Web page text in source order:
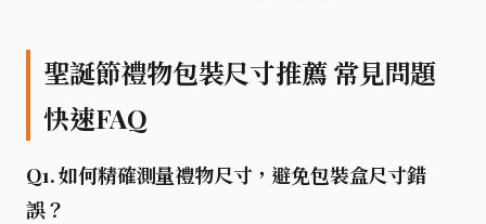
聖誕節禮物包裝尺寸推薦 常見問題
快速FAQ
Q1. 如何精確測量禮物尺寸，避免包裝盒尺寸錯
誤？